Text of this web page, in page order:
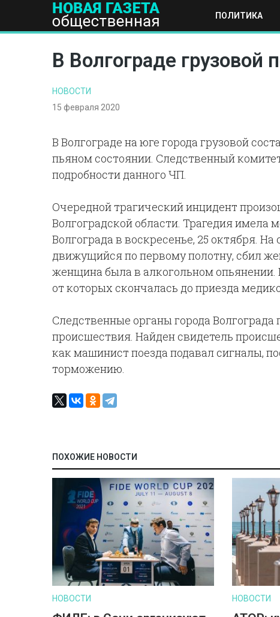
ПОЛИТИКА
ПОЛИТИКА ОБЩЕСТВО ЭКОНОМИКА НАУКА И
В Волгограде
НОВОСТИ
15 февраля 2020
В Волгограде на юге города грузовой
пьяном состоянии. Следственный
подробности данного ЧП.
Очередной трагический инцидент
Волгоградской области. Трагедия имела
Волгограда в воскресенье, 25 октября.
движущийся по первому полотну, сбил
женщина была в алкогольном
от которых скончалась до приезда
Следственные органы города
происшествия. Найден свидетель
как машинист поезда подавал сигналы,
торможению.
ПОХОЖИЕ НОВОСТИ
НОВОСТИ НОВОСТИ